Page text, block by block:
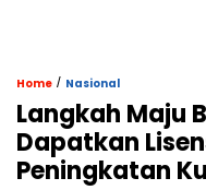
Home / Nasional
Langkah Maju
Dapatkan
Peningkatan